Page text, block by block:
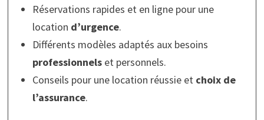
Réservations rapides et en ligne pour une
location d’urgence.
Différents modèles adaptés aux besoins
professionnelset personnels.
Conseils pour une location réussie et choix de
l’assurance.